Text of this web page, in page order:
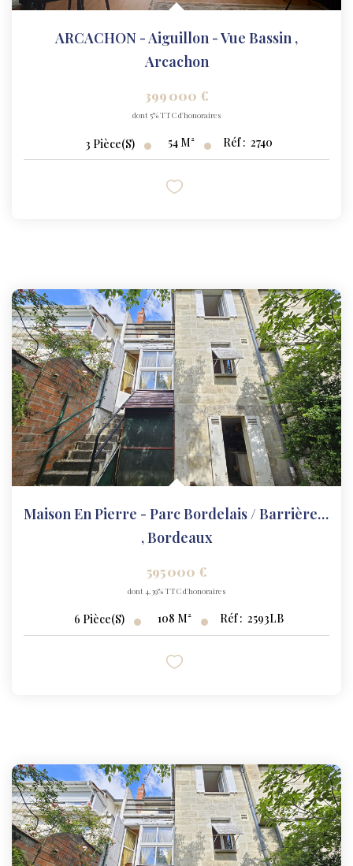
ARCACHON - Aiguillon - Vue Bassin ,
Arcachon
399 000 €
dont 5% TTC d'honoraires
3 Pièce(s) 54 M² Réf : 2740
Maison En Pierre - Parc Bordelais / Barrière Du Médoc
,Bordeaux
595 000 €
dont 4,39% TTC d'honoraires
6 Pièce(s) 108 M² Réf : 2593LB